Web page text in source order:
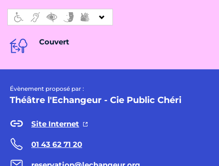
Couvert
Évènement proposé par :
Théâtre l'Echangeur - Cie Public Chéri
Site Internet
01 43 62 71 20